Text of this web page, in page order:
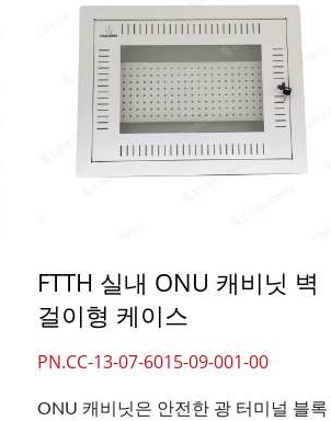
FTTH 실내 ONU 캐비닛 벽
걸이형 케이스
PN.CC-13-07-6015-09-001-00
ONU 캐비닛은 안전한 광 터미널 블록